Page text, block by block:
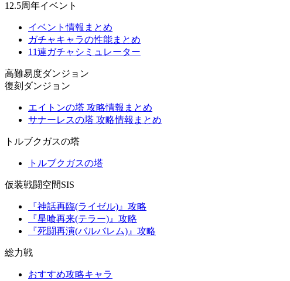
12.5周年イベント
イベント情報まとめ
ガチャキャラの性能まとめ
11連ガチャシミュレーター
高難易度ダンジョン
復刻ダンジョン
エイトンの塔 攻略情報まとめ
サナーレスの塔 攻略情報まとめ
トルブクガスの塔
トルブクガスの塔
仮装戦闘空間SIS
『神話再臨(ライゼル)』攻略
『星喰再来(テラー)』攻略
『死闘再演(バルバレム)』攻略
総力戦
おすすめ攻略キャラ